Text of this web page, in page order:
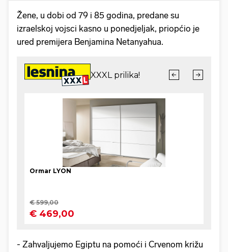
Žene, u dobi od 79 i 85 godina, predane su
izraelskoj vojsci kasno u ponedjeljak, priopćio je
ured premijera Benjamina Netanyahua.
- Zahvaljujemo Egiptu na pomoći i Crvenom križu